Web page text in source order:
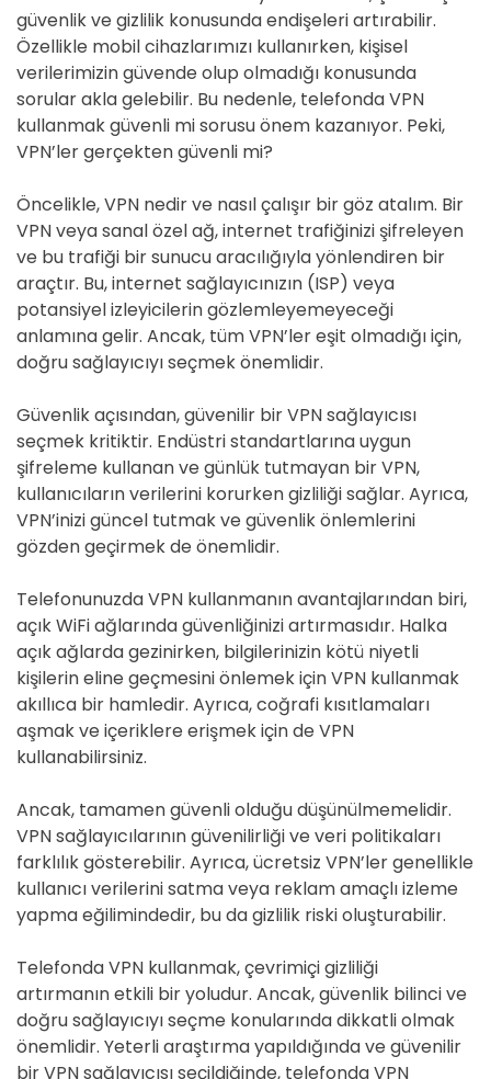
güvenlik ve gizlilik konusunda endişeleri artırabilir.
Özellikle mobil cihazlarımızı kullanırken, kişisel
verilerimizin güvende olup olmadığı konusunda
sorular akla gelebilir. Bu nedenle, telefonda VPN
kullanmak güvenli mi sorusu önem kazanıyor. Peki,
VPN’ler gerçekten güvenli mi?
Öncelikle, VPN nedir ve nasıl çalışır bir göz atalım. Bir
VPN veya sanal özel ağ, internet trafiğinizi şifreleyen
ve bu trafiği bir sunucu aracılığıyla yönlendiren bir
araçtır. Bu, internet sağlayıcınızın (ISP) veya
potansiyel izleyicilerin gözlemleyemeyeceği
anlamına gelir. Ancak, tüm VPN’ler eşit olmadığı için,
doğru sağlayıcıyı seçmek önemlidir.
Güvenlik açısından, güvenilir bir VPN sağlayıcısı
seçmek kritiktir. Endüstri standartlarına uygun
şifreleme kullanan ve günlük tutmayan bir VPN,
kullanıcıların verilerini korurken gizliliği sağlar. Ayrıca,
VPN’inizi güncel tutmak ve güvenlik önlemlerini
gözden geçirmek de önemlidir.
Telefonunuzda VPN kullanmanın avantajlarından biri,
açık WiFi ağlarında güvenliğinizi artırmasıdır. Halka
açık ağlarda gezinirken, bilgilerinizin kötü niyetli
kişilerin eline geçmesini önlemek için VPN kullanmak
akıllıca bir hamledir. Ayrıca, coğrafi kısıtlamaları
aşmak ve içeriklere erişmek için de VPN
kullanabilirsiniz.
Ancak, tamamen güvenli olduğu düşünülmemelidir.
VPN sağlayıcılarının güvenilirliği ve veri politikaları
farklılık gösterebilir. Ayrıca, ücretsiz VPN’ler genellikle
kullanıcı verilerini satma veya reklam amaçlı izleme
yapma eğilimindedir, bu da gizlilik riski oluşturabilir.
Telefonda VPN kullanmak, çevrimiçi gizliliği
artırmanın etkili bir yoludur. Ancak, güvenlik bilinci ve
doğru sağlayıcıyı seçme konularında dikkatli olmak
önemlidir. Yeterli araştırma yapıldığında ve güvenilir
bir VPN sağlayıcısı seçildiğinde, telefonda VPN